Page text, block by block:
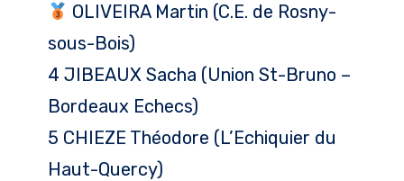
OLIVEIRA Martin (C.E. de Rosny-
sous-Bois)
4 JIBEAUX Sacha (Union St-Bruno –
Bordeaux Echecs)
5 CHIEZE Théodore (L’Echiquier du
Haut-Quercy)